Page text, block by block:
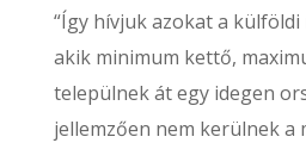
“Így hívjuk azokat a
akik minimum kettő,
települnek át egy idegen
jellemzően nem kerülnek a